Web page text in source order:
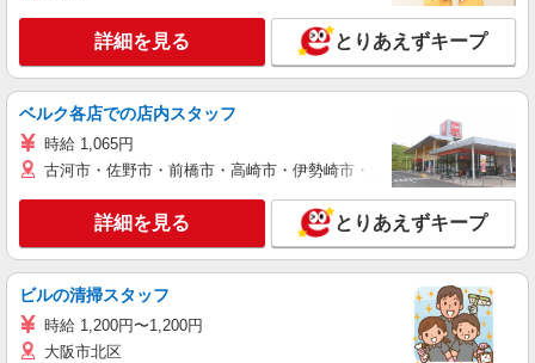
詳細を見る とりあえずキープ
ベルク各店での店内スタッフ
時給 1,065円
古河市・佐野市・前橋市・高崎市・伊勢崎市・太田市・館林市・藤
詳細を見る とりあえずキープ
ビルの清掃スタッフ
時給 1,200円〜1,200円
大阪市北区